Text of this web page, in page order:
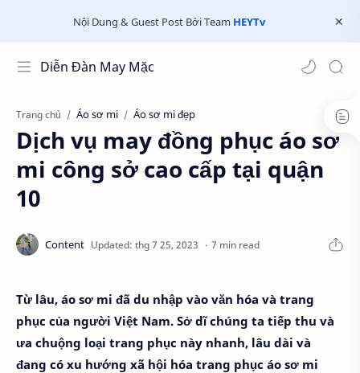
Nội Dung & Guest Post Bởi Team HEYTv
Diễn Đàn May Mặc
Trang chủ Áo sơ mi Áo sơ mi đẹp
Dịch vụ may đồng phục áo sơ
mi công sở cao cấp tại quận
10
7 min read
Từ lâu, áo sơ mi đã du nhập vào văn hóa và trang
phục của người Việt Nam. Sở dĩ chúng ta tiếp thu và
ưa chuộng loại trang phục này nhanh, lâu dài và
đang có xu hướng xã hội hóa trang phục áo sơ mi